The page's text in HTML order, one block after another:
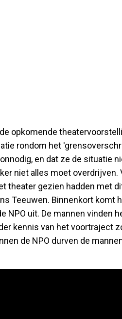
opkomende
rondom het
en dat ze de situatie
niet alles moet overdrijven.
theater gezien hadden met
Teeuwen. Binnenkort komt
NPO uit. De mannen vinden
kennis van het voortraject
de NPO durven de